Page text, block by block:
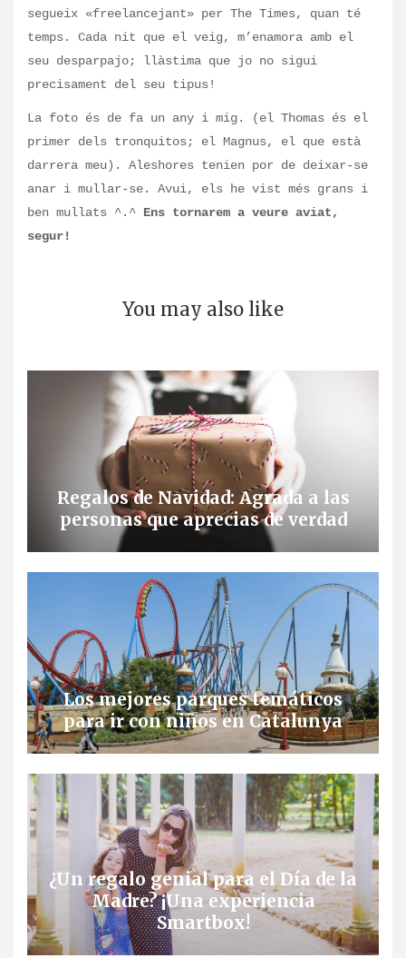
segueix «freelancejant» per The Times, quan té
temps. Cada nit que el veig, m’enamora amb el
seu desparpajo; llàstima que jo no sigui
precisament del seu tipus!
La foto és de fa un any i mig. (el Thomas és el
primer dels tronquitos; el Magnus, el que està
darrera meu). Aleshores tenien por de deixar-se
anar i mullar-se. Avui, els he vist més grans i
ben mullats ^.^ Ens tornarem a veure aviat,
segur!
You may also like
Regalos de Navidad: Agrada a las
personas que aprecias de verdad
Los mejores parques temáticos
para ir con niños en Catalunya
¿Un regalo genial para el Día de la
Madre? ¡Una experiencia
Smartbox!